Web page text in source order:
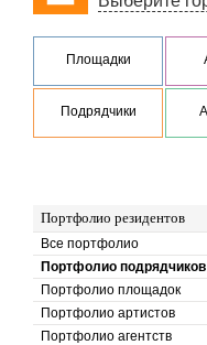
Площадки
Подрядчики
Портфолио резидентов
Все портфолио
Портфолио подрядчиков
Портфолио площадок
Портфолио артистов
Портфолио агентств